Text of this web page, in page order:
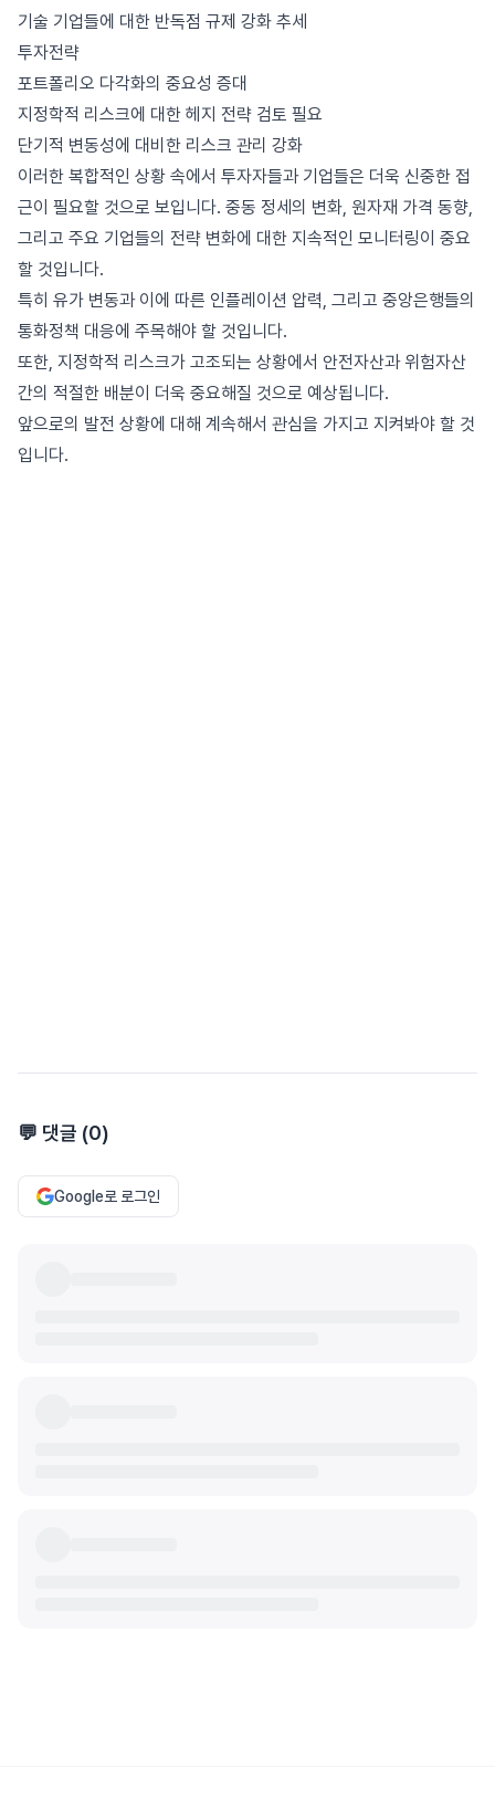
기술 기업들에 대한 반독점 규제 강화 추세
투자전략
포트폴리오 다각화의 중요성 증대
지정학적 리스크에 대한 헤지 전략 검토 필요
단기적 변동성에 대비한 리스크 관리 강화
이러한 복합적인 상황 속에서 투자자들과 기업들은 더욱 신중한 접
근이 필요할 것으로 보입니다. 중동 정세의 변화, 원자재 가격 동향,
그리고 주요 기업들의 전략 변화에 대한 지속적인 모니터링이 중요
할 것입니다.
특히 유가 변동과 이에 따른 인플레이션 압력, 그리고 중앙은행들의
통화정책 대응에 주목해야 할 것입니다.
또한, 지정학적 리스크가 고조되는 상황에서 안전자산과 위험자산
간의 적절한 배분이 더욱 중요해질 것으로 예상됩니다.
앞으로의 발전 상황에 대해 계속해서 관심을 가지고 지켜봐야 할 것
입니다.
💬 댓글 (0)
Google로 로그인